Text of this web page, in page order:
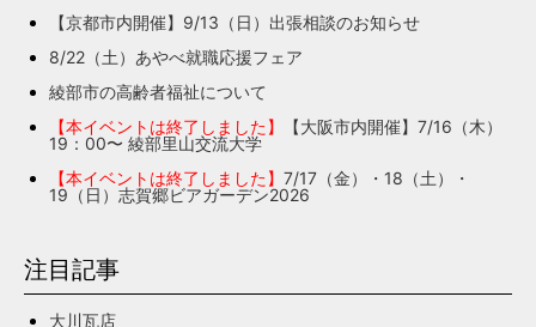
【京都市内開催】9/13（日）出張相談のお知らせ
8/22（土）あやべ就職応援フェア
綾部市の高齢者福祉について
【本イベントは終了しました】
【大阪市内開催】7/16（木）
19：00〜 綾部里山交流大学
【本イベントは終了しました】 7/17（金）・18（土）・
19（日）志賀郷ビアガーデン2026
注目記事
大川瓦店